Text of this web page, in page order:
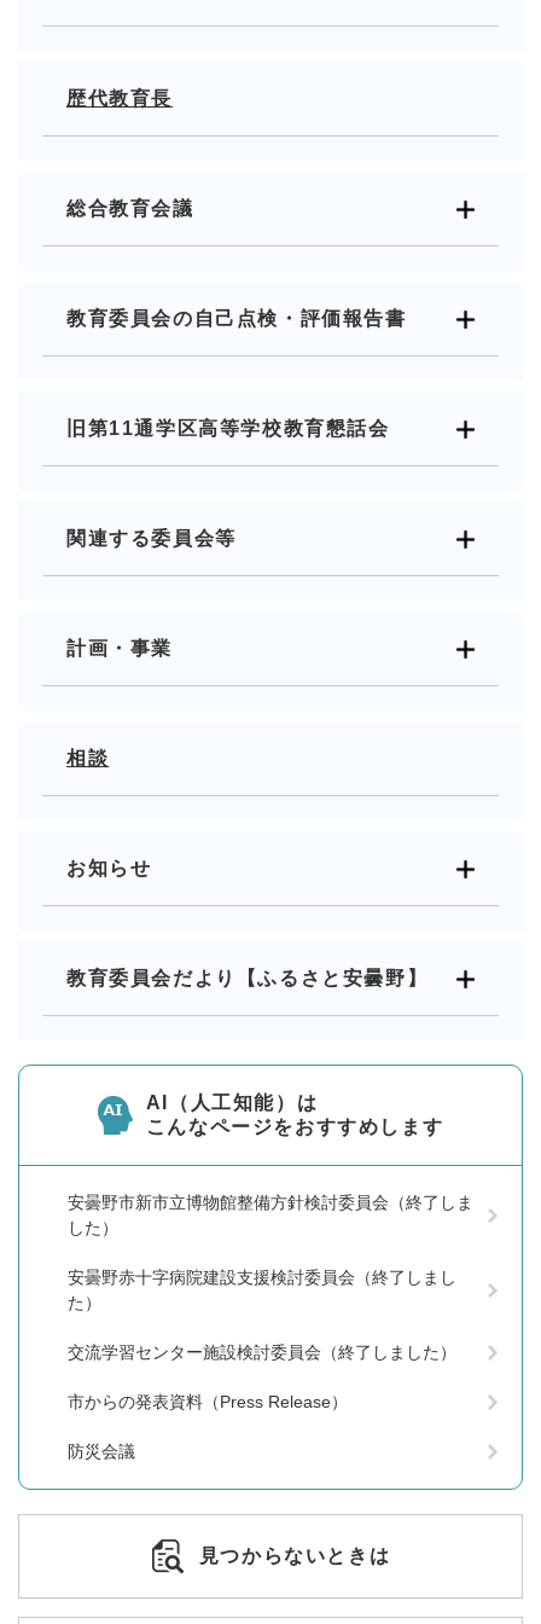
歴代教育長
総合教育会議
教育委員会の自己点検・評価報告書
旧第11通学区高等学校教育懇話会
関連する委員会等
計画・事業
相談
お知らせ
教育委員会だより【ふるさと安曇野】
AI（人工知能）は
こんなページをおすすめします
安曇野市新市立博物館整備方針検討委員会（終了しま
した）
安曇野赤十字病院建設支援検討委員会（終了しまし
た）
交流学習センター施設検討委員会（終了しました）
市からの発表資料（Press Release）
防災会議
見つからないときは